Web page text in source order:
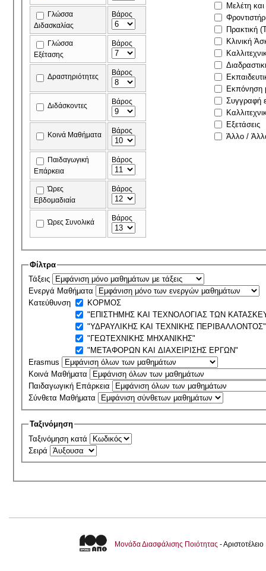
Γλώσσα
Διδασκαλίας
Βάρος
Γλώσσα
Εξέτασης
Βάρος
Δραστηριότητες Βάρος
Διδάσκοντες Βάρος
Κοινά Μαθήματα Βάρος
Παιδαγωγική
Επάρκεια
Βάρος
Ώρες
Εβδομαδιαία
Βάρος
Ώρες Συνολικά Βάρος
Μελέτη
Πρακτική
Κλινική
Εκπόνηση
Συγγραφή
Εξετάσεις
Άλλο /
Φίλτρα
Τάξεις
Ενεργά Μαθήματα
Κατεύθυνση
ΚΟΡΜΟΣ
"ΕΠΙΣΤΗΜΗΣ ΚΑΙ ΤΕΧΝΟΛΟΓΙΑΣ ΤΩΝ
"ΥΔΡΑΥΛΙΚΗΣ ΚΑΙ ΤΕΧΝΙΚΗΣ ΠΕΡΙΒΑΛΛΟΝΤΟΣ"
"ΓΕΩΤΕΧΝΙΚΗΣ ΜΗΧΑΝΙΚΗΣ"
"ΜΕΤΑΦΟΡΩΝ ΚΑΙ ΔΙΑΧΕΙΡΙΣΗΣ ΕΡΓΩΝ"
Erasmus
Κοινά Μαθήματα
Παιδαγωγική Επάρκεια
Σύνθετα Μαθήματα
Ταξινόμηση
Ταξινόμηση κατά
Σειρά
Μονάδα Διασφάλισης Ποιότητας -